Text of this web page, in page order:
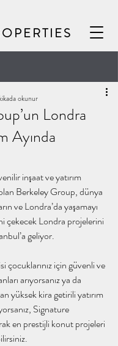
Londra
Ayında
okunur
inşaat ve yatırım
Berkeley Group, dünya
ve Londra’da yaşamayı
çekecek Londra projelerini
geliyor.
çocuklarınız için güvenli ve
arıyorsanız ya da
yüksek kira getirili yatırım
Signature
en prestijli konut projeleri